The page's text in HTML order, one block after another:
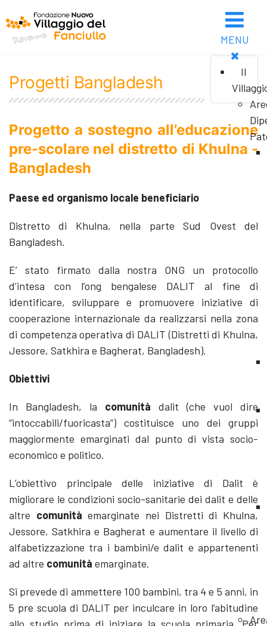
MENU
Il
Progetti Bangladesh
Progetto a sostegno all’educazione
pre-scolare nel distretto di Khulna -
Bangladesh
Paese ed organismo locale beneficiario
Distretto di Khulna, nella parte Sud Ovest del
Bangladesh.
E’ stato firmato dalla nostra ONG un protocollo
d’intesa con l’ong bengalese DALIT al fine di
identificare, sviluppare e promuovere iniziative di
cooperazione internazionale da realizzarsi nella zona
di competenza operativa di DALIT (Distretti di Khulna,
Jessore, Satkhira e Bagherat, Bangladesh).
Obiettivi
In Bangladesh, la comunità dalit (che vuol dire
“intoccabili/fuoricasta”) costituisce uno dei gruppi
maggiormente emarginati dal punto di vista socio-
economico e politico.
L’obiettivo principale delle iniziative di Dalit è
migliorare le condizioni socio-sanitarie dei dalit e delle
altre comunità emarginate nei Distretti di Khulna,
Jessore, Satkhira e Bagherat e aumentare il livello di
alfabetizzazione tra i bambini/e dalit e appartenenti
ad altre comunità emarginate.
Si prevede di ammettere 100 bambini, tra 4 e 5 anni, in
5 pre scuola di DALIT per inculcare in loro l’abitudine